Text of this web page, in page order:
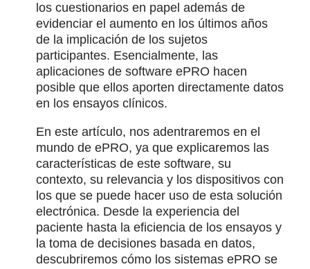
los cuestionarios en papel además de
evidenciar el aumento en los últimos años
de la implicación de los sujetos
participantes. Esencialmente, las
aplicaciones de software ePRO hacen
posible que ellos aporten directamente datos
en los ensayos clínicos.
En este artículo, nos adentraremos en el
mundo de ePRO, ya que explicaremos las
características de este software, su
contexto, su relevancia y los dispositivos con
los que se puede hacer uso de esta solución
electrónica. Desde la experiencia del
paciente hasta la eficiencia de los ensayos y
la toma de decisiones basada en datos,
descubriremos cómo los sistemas ePRO se